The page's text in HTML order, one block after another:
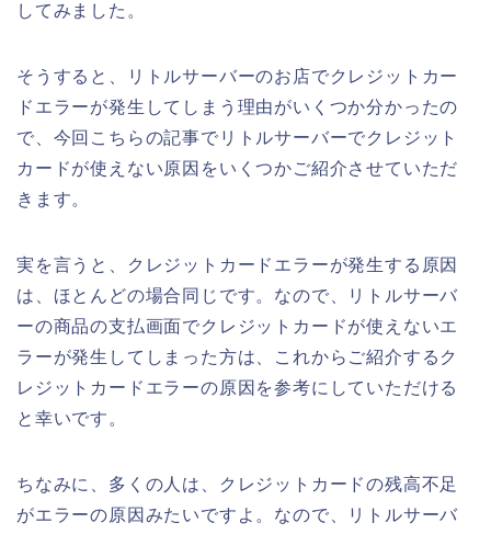
してみました。
そうすると、リトルサーバーのお店でクレジットカー
ドエラーが発生してしまう理由がいくつか分かったの
で、今回こちらの記事でリトルサーバーでクレジット
カードが使えない原因をいくつかご紹介させていただ
きます。
実を言うと、クレジットカードエラーが発生する原因
は、ほとんどの場合同じです。なので、リトルサーバ
ーの商品の支払画面でクレジットカードが使えないエ
ラーが発生してしまった方は、これからご紹介するク
レジットカードエラーの原因を参考にしていただける
と幸いです。
ちなみに、多くの人は、クレジットカードの残高不足
がエラーの原因みたいですよ。なので、リトルサーバ